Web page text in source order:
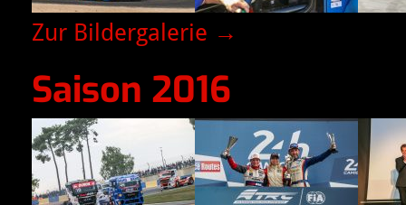
Zur Bildergalerie →
Saison 2016